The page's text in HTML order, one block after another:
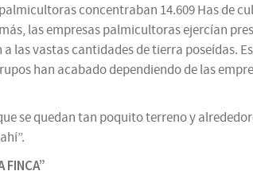
concentraban 14.609 Has de
las empresas palmicultoras ejercían
vastas cantidades de tierra poseídas.
han acabado dependiendo de las
se quedan tan poquito terreno y
FINCA”